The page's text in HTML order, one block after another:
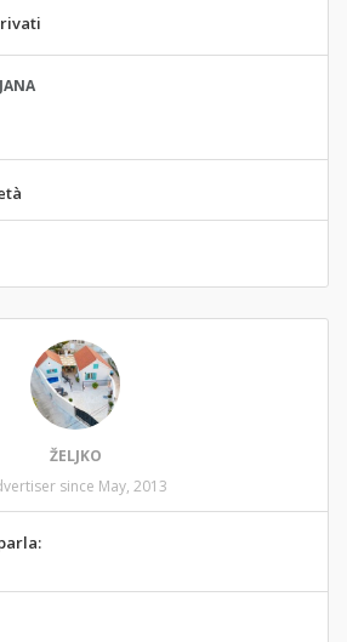
ŽELJKO
since May, 2013